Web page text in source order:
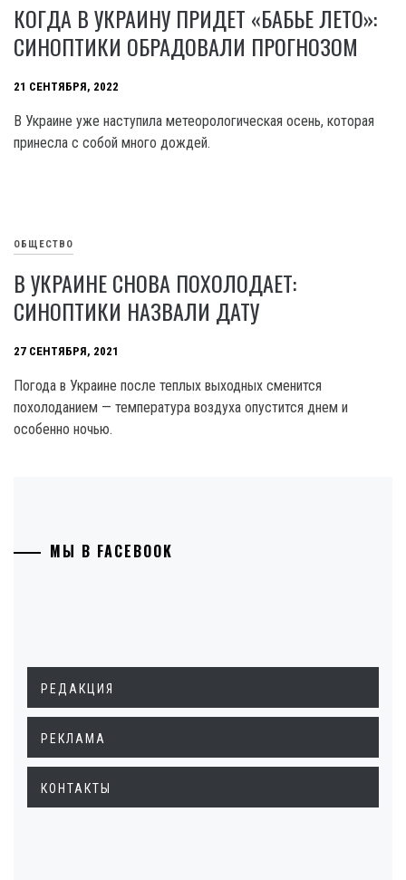
КОГДА В УКРАИНУ ПРИДЕТ «БАБЬЕ ЛЕТО»:
СИНОПТИКИ ОБРАДОВАЛИ ПРОГНОЗОМ
21 СЕНТЯБРЯ, 2022
В Украине уже наступила метеорологическая осень, которая
принесла с собой много дождей.
ОБЩЕСТВО
В УКРАИНЕ СНОВА ПОХОЛОДАЕТ:
СИНОПТИКИ НАЗВАЛИ ДАТУ
27 СЕНТЯБРЯ, 2021
Погода в Украине после теплых выходных сменится
похолоданием — температура воздуха опустится днем и
особенно ночью.
МЫ В FACEBOOK
РЕДАКЦИЯ
РЕКЛАМА
КОНТАКТЫ